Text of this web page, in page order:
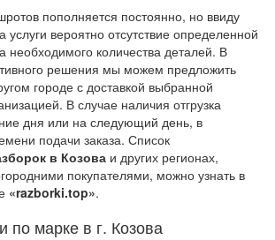
пополняется постоянно, но ввиду
услуги вероятно отсутствие определенной
необходимого количества деталей. В
решения мы можем предложить
городе с доставкой выбранной
В случае наличия отгрузка
дня или на следующий день, в
подачи заказа. Список
в Козова и других регионах,
покупателями, можно узнать в
«razborki.top».
по марке в г. Козова